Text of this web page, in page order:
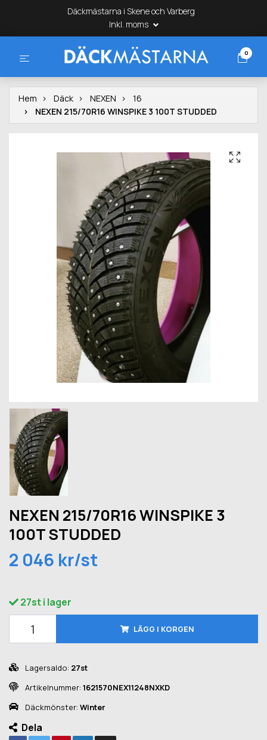
Däckmästarna i Skene och Varberg
Inkl. moms
0
Hem Däck NEXEN
16
NEXEN 215/70R16 WINSPIKE 3 100T STUDDED
NEXEN 215/70R16 WINSPIKE 3
100T STUDDED
2 046 kr/st
27st i lager
LÄGG I KORGEN
Lagersaldo: 27st
Artikelnummer: 1621570NEX11248NXKD
Däckmönster: Winter
Dela